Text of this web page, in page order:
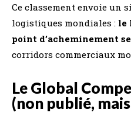
Ce classement envoie un
logistiques mondiales : le
point d’acheminement
corridors commerciaux
Le Global
(non publié,